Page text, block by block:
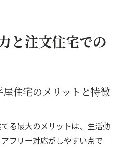
と注文住宅での
住宅のメリットと特徴
る最大のメリットは、生活動
フリー対応がしやすい点で